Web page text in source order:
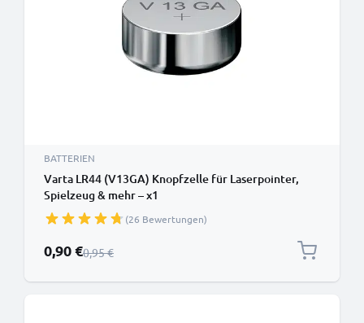
BATTERIEN
Varta LR44 (V13GA) Knopfzelle für Laserpointer,
Spielzeug & mehr – x1
(26 Bewertungen)
Sonderpreis
0,90 €Regulärer Preis
0,95 €